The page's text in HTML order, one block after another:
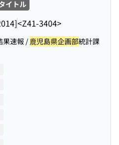
イトル
<Z41-3404>
果速報 /鹿児島県企画部統計課